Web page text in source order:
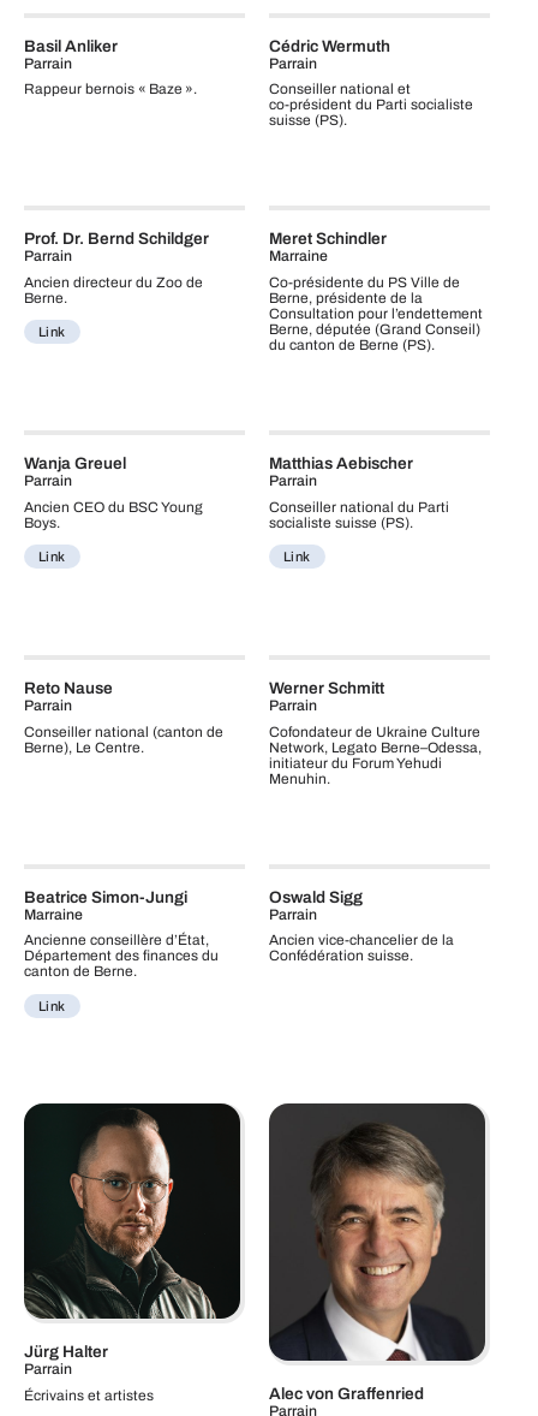
Basil Anliker
Parrain
Rappeur bernois « Baze ».
Cédric Wermuth
Parrain
Conseiller national et
co‑président du Parti socialiste
suisse (PS).
Prof. Dr. Bernd Schildger
Parrain
Ancien directeur du Zoo de
Berne.
Link
Meret Schindler
Marraine
Co‑présidente du PS Ville de
Berne, présidente de la
Consultation pour l’endettement
Berne, députée (Grand Conseil)
du canton de Berne (PS).
Wanja Greuel
Parrain
Ancien CEO du BSC Young
Boys.
Link
Matthias Aebischer
Parrain
Conseiller national du Parti
socialiste suisse (PS).
Link
Reto Nause
Parrain
Conseiller national (canton de
Berne), Le Centre.
Werner Schmitt
Parrain
Cofondateur de Ukraine Culture
Network, Legato Berne–Odessa,
initiateur du Forum Yehudi
Menuhin.
Beatrice Simon-Jungi
Marraine
Ancienne conseillère d’État,
Département des finances du
canton de Berne.
Link
Oswald Sigg
Parrain
Ancien vice‑chancelier de la
Confédération suisse.
Jürg Halter
Parrain
Écrivains et artistes
Alec von Graffenried
Parrain